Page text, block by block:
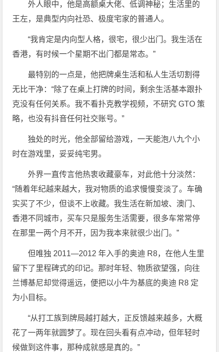
外人眼中，他是高额桌大佬、低调神秘；生活里的
王左，是典型内向社恐、极度宅家的普通人。
“我肯定是内向型人格，很宅，很少出门。我生活在
香港，有时候一个星期不出门都是常态。”
最特别的一点是，他把牌桌生活和私人生活切割得
无比干净：“除了在桌上打牌的时间，剩余生活基本跟扑
克没有任何关系。我不看扑克教学视频，不研究 GTO 策
略，也没有抖音任何社交账号。”
独处的时光，他全部留给游戏，一天能泡八九个小
时在游戏里，妥妥纯宅男。
外界一直传言他热衷收藏豪车，对此他十分淡然：
“随着年纪越来越大，我对物质的追求慢慢变淡了。车确
实买了不少，但谈不上收藏。我生活在新加坡、澳门、
香港不同城市，买车只是服务生活需要，很多车常常停
在那里一两个月不开，因为我本来就很少出门。”
但唯独 2011—2012 年入手的奥迪 R8，在他人生里
留下了里程碑式的印记。那时年轻、物质欲望强，向往
兰博基尼却觉得遥远，便把以小牛为基底的奥迪 R8 定
为小目标。
“从打工族到牌局越打越大，正反馈越来越多，大概
花了一两年就圆梦了。现在回头看有点冲动，但年轻时
候做到这件事，那种成就感是真的。”